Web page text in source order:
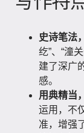
史诗笔法
纥”、“潼
建了深广
感。
用典精当
运用，不
准，增强